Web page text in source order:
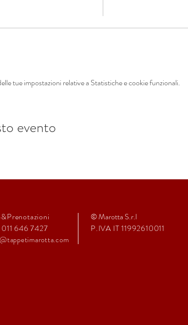
tue impostazioni relative a Statistiche e cookie funzionali.
evento
646 7427
marotta.com
© Marotta S.r.l
P.IVA IT 11992610011